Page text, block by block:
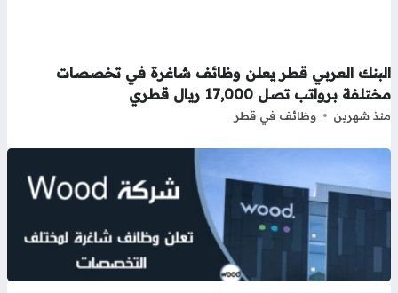
العربي قطر يعلن وظائف شاغرة في تخصصات
برواتب تصل 17,000 ريال قطري
شهرين وظائف في قطر